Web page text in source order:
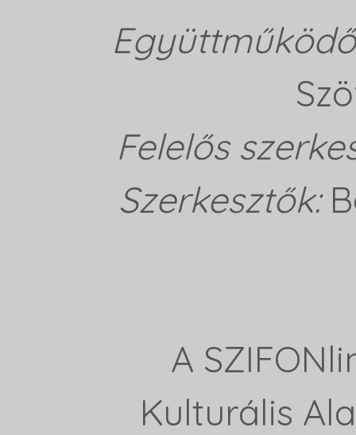
Felelős
Szerkesztők:
A
Kulturális